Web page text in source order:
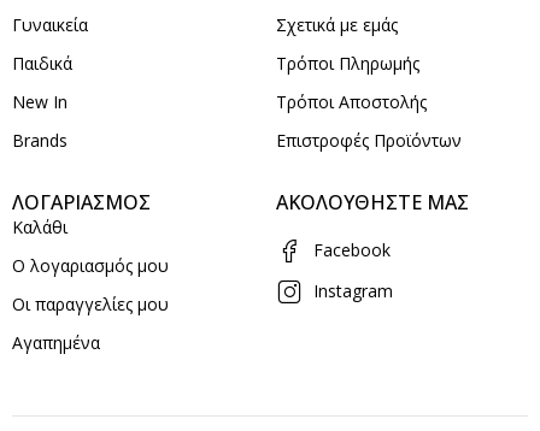
Γυναικεία
Παιδικά
New In
Brands
Σχετικά με εμάς
Τρόποι Πληρωμής
Τρόποι Αποστολής
Επιστροφές Προϊόντων
ΛΟΓΑΡΙΑΣΜΟΣ
Καλάθι
Ο λογαριασμός μου
Οι παραγγελίες μου
Αγαπημένα
ΑΚΟΛΟΥΘΗΣΤΕ ΜΑΣ
Facebook
Instagram